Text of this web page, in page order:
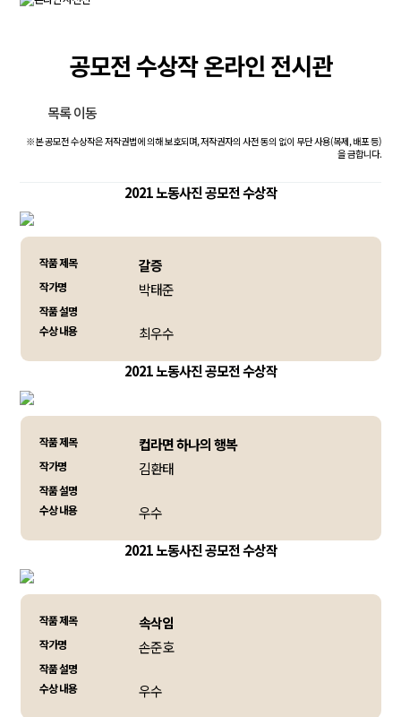
공모전 수상작 온라인 전시관
목록 이동
※본 공모전 수상작은 저작권법에 의해 보호되며, 저작권자의 사전 동의 없이 무단 사용(복제, 배포 등)
을 금합니다.
2021 노동사진 공모전 수상작
작품 제목 갈증
작가명 박태준
작품 설명
수상 내용
최우수
2021 노동사진 공모전 수상작
작품 제목 컵라면 하나의 행복
작가명 김환태
작품 설명
수상 내용
우수
2021 노동사진 공모전 수상작
작품 제목 속삭임
작가명 손준호
작품 설명
수상 내용
우수